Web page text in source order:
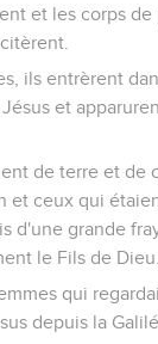
et les corps de
ils entrèrent
et
de terre et de
et ceux qui
d'une grande
le Fils de
qui
depuis la